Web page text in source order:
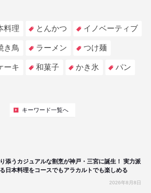
料理 とんかつ イノベーティブ
き鳥 ラーメン つけ麺
ーキ 和菓子 かき氷 パン
キーワード一覧へ
添うカジュアルな割烹が神戸・三宮に誕生！ 実力派
日本料理をコースでもアラカルトでも楽しめる
2026年8月8日